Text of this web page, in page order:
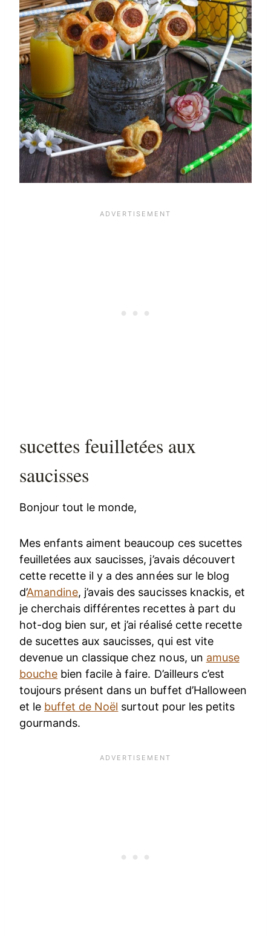
sucettes feuilletées aux
saucisses
Bonjour tout le monde,
Mes enfants aiment beaucoup ces sucettes
feuilletées aux saucisses, j’avais découvert
cette recette il y a des années sur le blog
d’Amandine, j’avais des saucisses knackis, et
je cherchais différentes recettes à part du
hot-dog bien sur, et j’ai réalisé cette recette
de sucettes aux saucisses, qui est vite
devenue un classique chez nous, un amuse
bouche bien facile à faire. D’ailleurs c’est
toujours présent dans un buffet d’Halloween
et le buffet de Noël surtout pour les petits
gourmands.